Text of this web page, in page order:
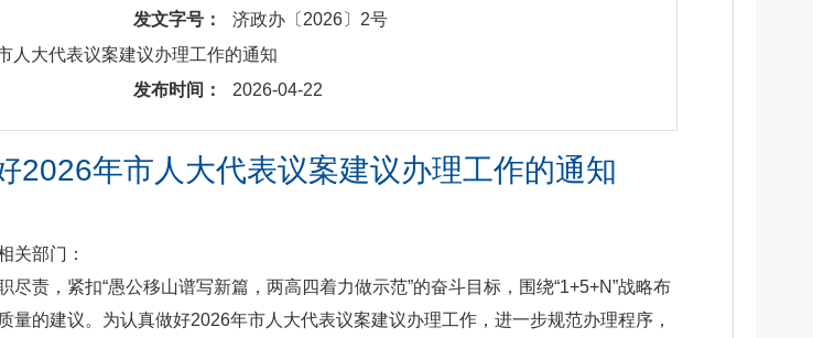
发文字号：
济政办〔2026〕2号
人大代表议案建议办理工作的通知
发布时间： 2026-04-22
2026年市人大代表议案建议办理工作的通知
关部门：
责，紧扣“愚公移山谱写新篇，两高四着力做示范”的奋斗目标，围绕“1+5+N”战略布
的建议。为认真做好2026年市人大代表议案建议办理工作，进一步规范办理程序，